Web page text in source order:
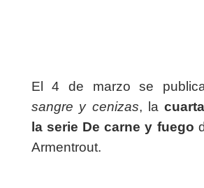
El 4 de marzo se
sangre y cenizas, la
la serie De carne y fuego
Armentrout.